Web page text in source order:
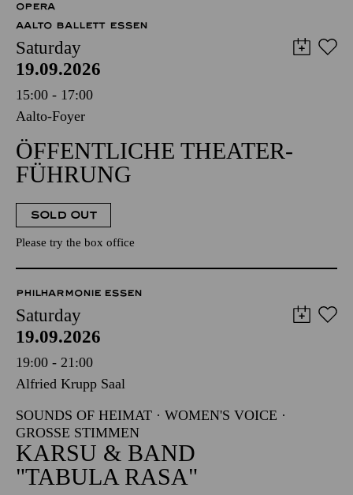
OPERA
AALTO BALLETT ESSEN
Saturday
19.09.2026
15:00 - 17:00
Aalto-Foyer
ÖFFENTLICHE THEATER­
FÜHRUNG
SOLD OUT
Please try the box office
PHILHARMONIE ESSEN
Saturday
19.09.2026
19:00 - 21:00
Alfried Krupp Saal
SOUNDS OF HEIMAT · WOMEN'S VOICE ·
GROSSE STIMMEN
KARSU & BAND
"TABULA RASA"